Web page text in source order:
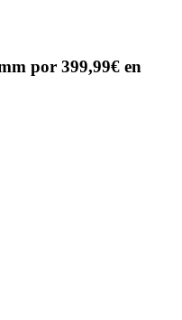
por 399,99€ en